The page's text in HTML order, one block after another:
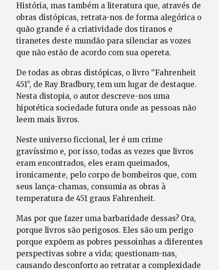
História, mas também a literatura que, através de
obras distópicas, retrata-nos de forma alegórica o
quão grande é a criatividade dos tiranos e
tiranetes deste mundão para silenciar as vozes
que não estão de acordo com sua opereta.
De todas as obras distópicas, o livro “Fahrenheit
451”, de Ray Bradbury, tem um lugar de destaque.
Nesta distopia, o autor descreve-nos uma
hipotética sociedade futura onde as pessoas não
leem mais livros.
Neste universo ficcional, ler é um crime
gravíssimo e, por isso, todas as vezes que livros
eram encontrados, eles eram queimados,
ironicamente, pelo corpo de bombeiros que, com
seus lança-chamas, consumia as obras à
temperatura de 451 graus Fahrenheit.
Mas por que fazer uma barbaridade dessas? Ora,
porque livros são perigosos. Eles são um perigo
porque expõem as pobres pessoinhas a diferentes
perspectivas sobre a vida; questionam-nas,
causando desconforto ao retratar a complexidade